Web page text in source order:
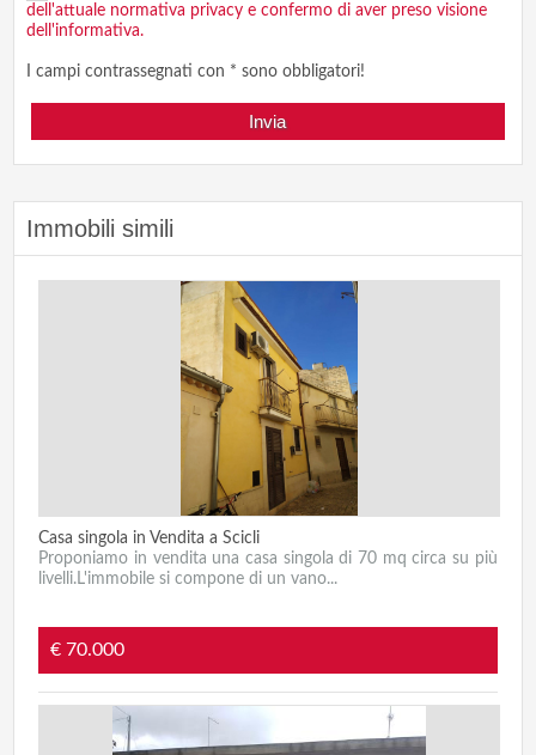
dell'attuale normativa privacy e confermo di aver preso visione
dell'informativa.
I campi contrassegnati con * sono obbligatori!
Immobili simili
Casa singola in Vendita a Scicli
Proponiamo in vendita una casa singola di 70 mq circa su più
livelli.L'immobile si compone di un vano...
€ 70.000